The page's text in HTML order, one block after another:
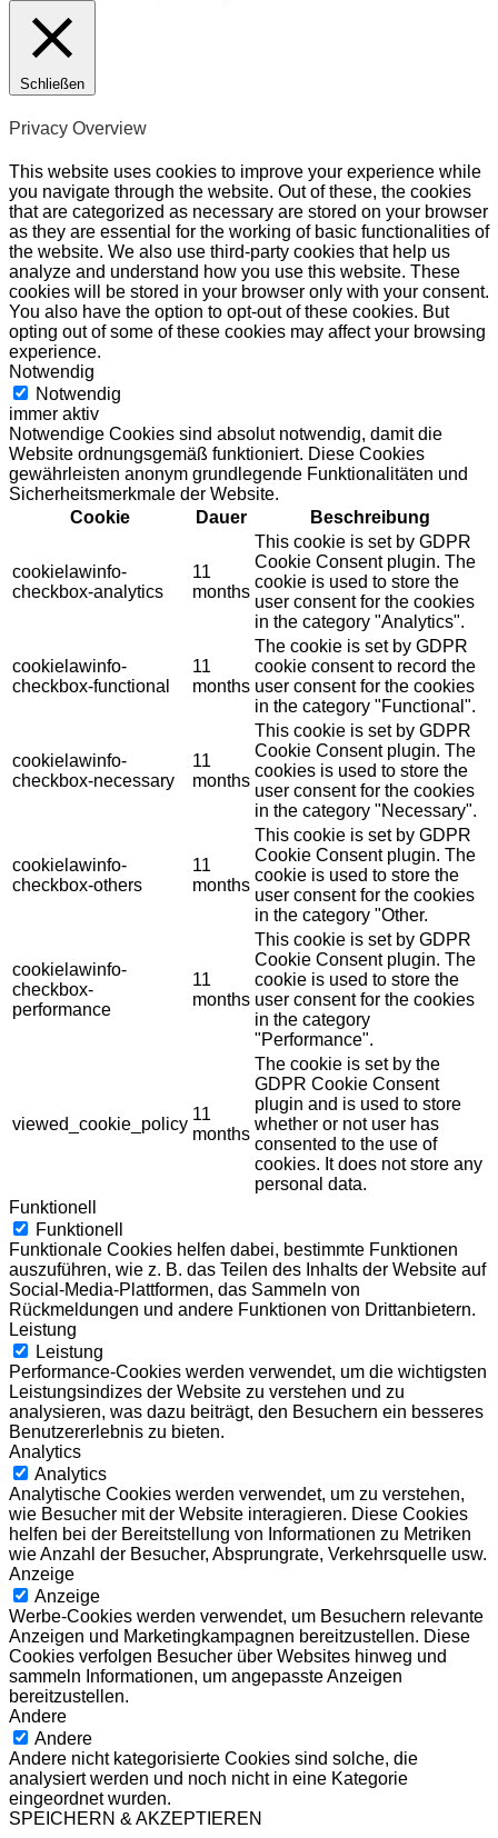
Schließen
Privacy Overview
This website uses cookies to improve your experience while
you navigate through the website. Out of these, the cookies
that are categorized as necessary are stored on your browser
as they are essential for the working of basic functionalities of
the website. We also use third-party cookies that help us
analyze and understand how you use this website. These
cookies will be stored in your browser only with your consent.
You also have the option to opt-out of these cookies. But
opting out of some of these cookies may affect your browsing
experience.
Notwendig
Notwendig
immer aktiv
Notwendige Cookies sind absolut notwendig, damit die
Website ordnungsgemäß funktioniert. Diese Cookies
gewährleisten anonym grundlegende Funktionalitäten und
Sicherheitsmerkmale der Website.
Cookie
Dauer Beschreibung
cookielawinfo-
checkbox-analytics
11
months
This cookie is set by GDPR
Cookie Consent plugin. The
cookie is used to store the
user consent for the cookies
in the category "Analytics".
cookielawinfo-
checkbox-functional
11
months
The cookie is set by GDPR
cookie consent to record the
user consent for the cookies
in the category "Functional".
cookielawinfo-
checkbox-necessary
11
months
This cookie is set by GDPR
Cookie Consent plugin. The
cookies is used to store the
user consent for the cookies
in the category "Necessary".
cookielawinfo-
checkbox-others
11
months
This cookie is set by GDPR
Cookie Consent plugin. The
cookie is used to store the
user consent for the cookies
in the category "Other.
cookielawinfo-
checkbox-
performance
11
months
This cookie is set by GDPR
Cookie Consent plugin. The
cookie is used to store the
user consent for the cookies
in the category
"Performance".
viewed_cookie_policy
11
months
The cookie is set by the
GDPR Cookie Consent
plugin and is used to store
whether or not user has
consented to the use of
cookies. It does not store any
personal data.
Funktionell
Funktionell
Funktionale Cookies helfen dabei, bestimmte Funktionen
auszuführen, wie z. B. das Teilen des Inhalts der Website auf
Social-Media-Plattformen, das Sammeln von
Rückmeldungen und andere Funktionen von Drittanbietern.
Leistung
Leistung
Performance-Cookies werden verwendet, um die wichtigsten
Leistungsindizes der Website zu verstehen und zu
analysieren, was dazu beiträgt, den Besuchern ein besseres
Benutzererlebnis zu bieten.
Analytics
Analytics
Analytische Cookies werden verwendet, um zu verstehen,
wie Besucher mit der Website interagieren. Diese Cookies
helfen bei der Bereitstellung von Informationen zu Metriken
wie Anzahl der Besucher, Absprungrate, Verkehrsquelle usw.
Anzeige
Anzeige
Werbe-Cookies werden verwendet, um Besuchern relevante
Anzeigen und Marketingkampagnen bereitzustellen. Diese
Cookies verfolgen Besucher über Websites hinweg und
sammeln Informationen, um angepasste Anzeigen
bereitzustellen.
Andere
Andere
Andere nicht kategorisierte Cookies sind solche, die
analysiert werden und noch nicht in eine Kategorie
eingeordnet wurden.
SPEICHERN & AKZEPTIEREN